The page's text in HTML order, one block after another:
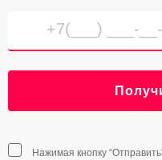
Нажимая кнопку